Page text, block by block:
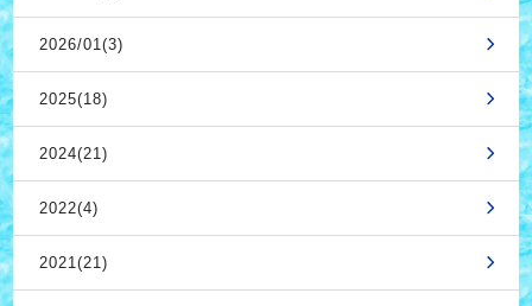
2026/01(3)
2025(18)
2024(21)
2022(4)
2021(21)